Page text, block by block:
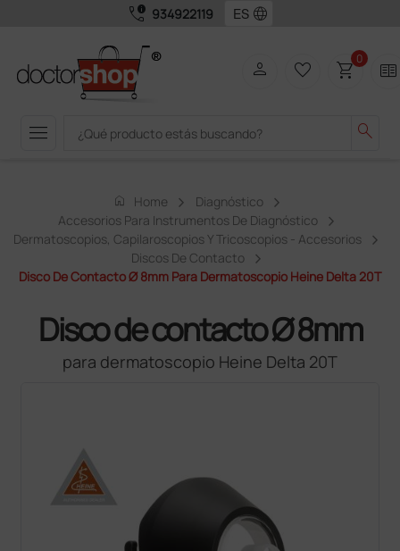
call_quality 934922119 language
menu search
person favorite_border shopping_cart0 two_pager
home Home
Diagnóstico
Accesorios Para Instrumentos De Diagnóstico
Dermatoscopios, Capilaroscopios Y Tricoscopios - Accesorios
Discos De Contacto
Disco De Contacto Ø 8mm Para Dermatoscopio Heine Delta 20T
Disco de contacto Ø 8mm
para dermatoscopio Heine Delta 20T